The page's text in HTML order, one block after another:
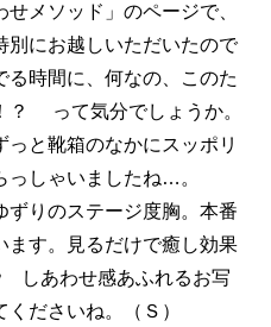
メソッド」のページで、
別にお越しいただいたので
時間に、何なの、このた
？ って気分でしょうか。
と靴箱のなかにスッポリ
っしゃいましたね…。
ずりのステージ度胸。本番
ます。見るだけで癒し効果
しあわせ感あふれるお写
ださいね。（Ｓ）